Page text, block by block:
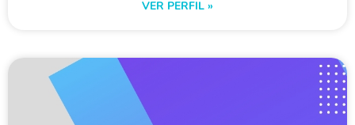
VER PERFIL »